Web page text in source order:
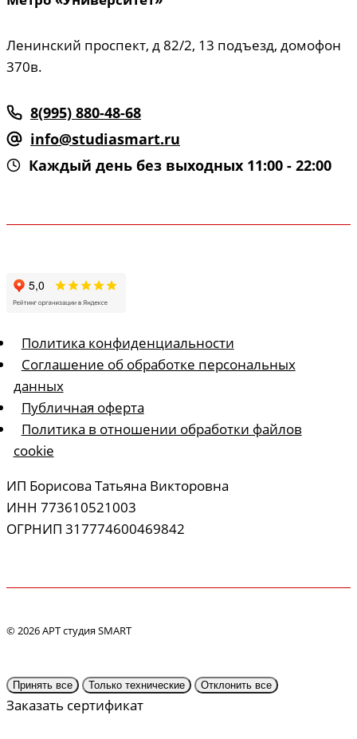
Ленинский проспект, д 82/2, 13 подъезд, домофон
370в.
8(995) 880-48-68
info@studiasmart.ru
Каждый день без выходных 11:00 - 22:00
Политика конфиденциальности
Соглашение об обработке персональных
данных
Публичная оферта
Политика в отношении обработки файлов
cookie
ИП Борисова Татьяна Викторовна
ИНН 773610521003
ОГРНИП 317774600469842
© 2026 АРТ студия SMART
Принять все Только технические Отклонить все
Заказать сертификат